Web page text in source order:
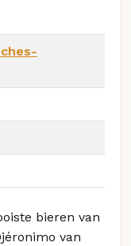
bieren van
van